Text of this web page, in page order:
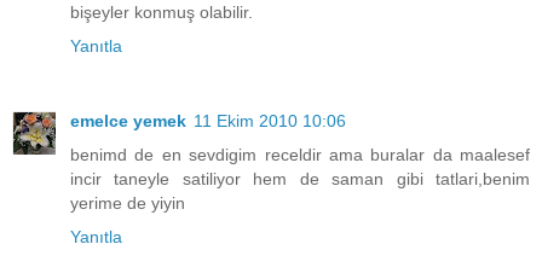
bişeyler konmuş olabilir.
Yanıtla
emelce yemek 11 Ekim 2010 10:06
benimd de en sevdigim receldir ama buralar da maalesef
incir taneyle satiliyor hem de saman gibi tatlari,benim
yerime de yiyin
Yanıtla